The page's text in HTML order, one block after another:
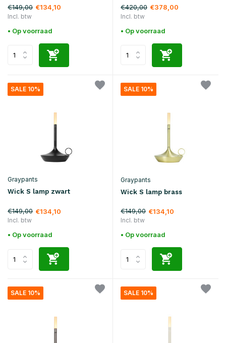
€149,00 €134,10
Incl. btw
• Op voorraad
€420,00 €378,00
Incl. btw
• Op voorraad
SALE 10%
Graypants
Wick S lamp zwart
€149,00 €134,10
Incl. btw
• Op voorraad
SALE 10%
Graypants
Wick S lamp brass
€149,00 €134,10
Incl. btw
• Op voorraad
SALE 10% SALE 10%